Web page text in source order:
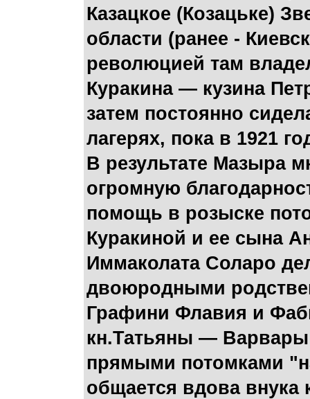
Казацкое (Козацьке)
области (ранее -
революцией там
Куракина — кузина
затем постоянно
лагерях, пока в 1921
В результате Мазыра
огромную
помощь в розыске
Куракиной и ее сына
Иммаколата Соларо
двоюродными
Графини Флавия и
кн.Татьяны — Варвары
прямыми потомками
общается вдова внука